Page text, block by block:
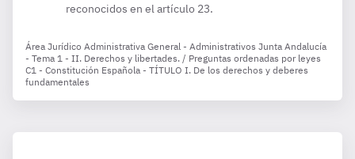
reconocidos en el artículo 23.
Área Jurídico Administrativa General - Administrativos Junta Andalucía
- Tema 1 - II. Derechos y libertades. / Preguntas ordenadas por leyes
C1 - Constitución Española - TÍTULO I. De los derechos y deberes
fundamentales